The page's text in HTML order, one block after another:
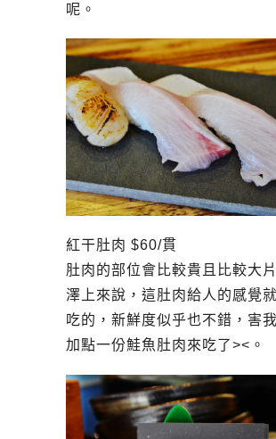
呢。
紅干肚肉 $60/貫
肚肉的部位會比較貴且比較大
澤上來說，這肚肉給人的感覺
吃的，新鮮度似乎也不錯，害
加點一份鮭魚肚肉來吃了><。